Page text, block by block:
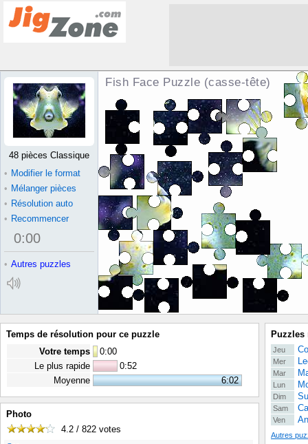
Fish Face Puzzle (casse-tête)
48 pièces Classique
• Modifier le format
• Mélanger pièces
• Résolution auto
• Recommencer
0:00
• Autres puzzles
Temps de résolution pour ce puzzle
Votre temps
0:00
Le plus rapide
0:52
Moyenne
6:02
Photo
4.2 / 822 votes
Puzzles
Jeu
Mer
Mar
Lun
Dim
Sam
Ven
Autres